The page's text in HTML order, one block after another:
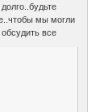
мы могли
все